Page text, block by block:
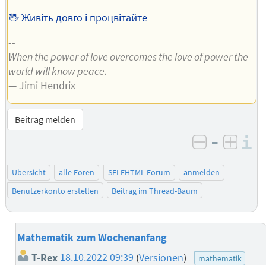
🖖 Живіть довго і процвітайте
--
When the power of love overcomes the love of power the
world will know peace.
— Jimi Hendrix
Beitrag melden
negativ
–
Übersicht alle Foren SELFHTML-Forum
anmelden
Benutzerkonto erstellen
Beitrag im Thread-Baum
Mathematik zum Wochenanfang
T-Rex 18.10.2022 09:39 (Versionen) mathematik